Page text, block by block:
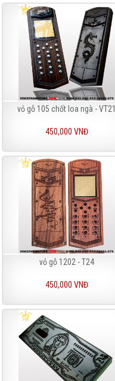
vỏ gỗ 105 chốt loa ngà - VT21
450,000 VNĐ
vỏ gỗ 1202 - T24
450,000 VNĐ